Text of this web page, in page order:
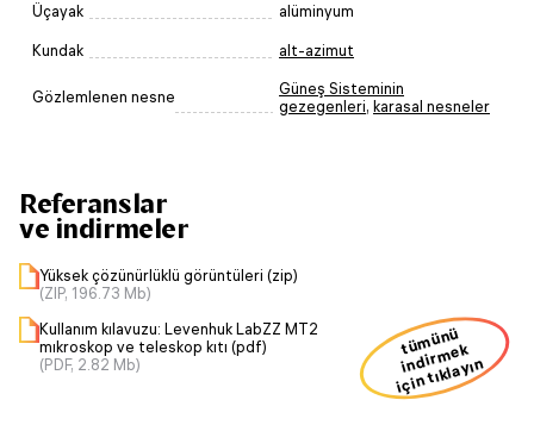
Üçayak alüminyum
Kundak alt-azimut
Gözlemlenen nesne
Güneş Sisteminin
gezegenleri, karasal nesneler
Referanslar
ve indirmeler
Yüksek çözünürlüklü görüntüleri (zip)
(ZIP, 196.73 Mb)
Kullanım kılavuzu: Levenhuk LabZZ MT2
mıkroskop ve teleskop kıtı (pdf)
(PDF, 2.82 Mb)
t
ü
m
ü
n
ü
i
n
dir
m
ek
için tıklayın